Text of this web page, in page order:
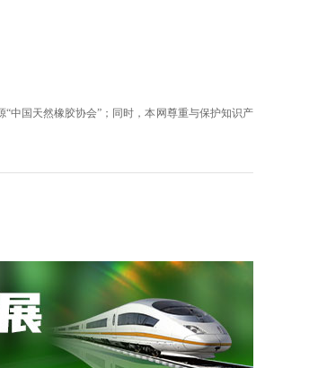
中国天然橡胶协会”；同时，本网尊重与保护知识产